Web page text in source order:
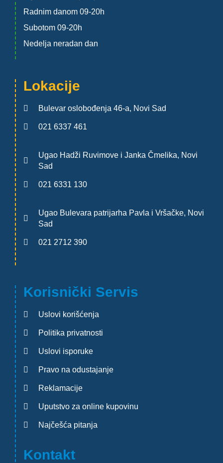
Radnim danom 09-20h
Subotom 09-20h
Nedelja neradan dan
Lokacije
Bulevar oslobođenja 46-a, Novi Sad
021 6337 461
Ugao Hadži Ruvimove i Janka Čmelika, Novi
Sad
021 6331 130
Ugao Bulevara patrijarha Pavla i Vršačke, Novi
Sad
021 2712 390
Korisnički Servis
Uslovi korišćenja
Politika privatnosti
Uslovi isporuke
Pravo na odustajanje
Reklamacije
Uputstvo za online kupovinu
Najčešća pitanja
Kontakt